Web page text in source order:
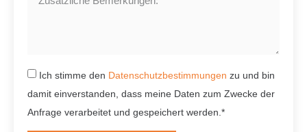
Ich stimme den Datenschutzbestimmungen zu und bin
damit einverstanden, dass meine Daten zum Zwecke der
Anfrage verarbeitet und gespeichert werden.*